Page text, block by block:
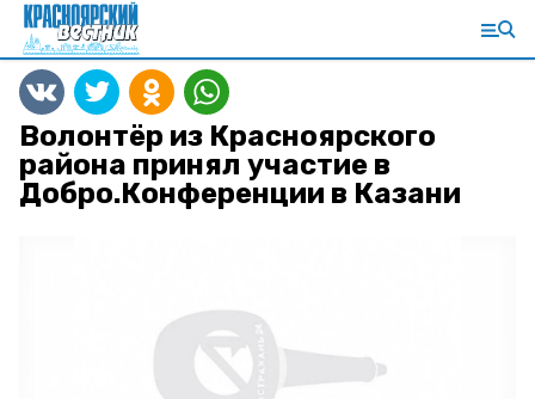
Волонтёр из Красноярского
района принял участие в
Добро.Конференции в Казани